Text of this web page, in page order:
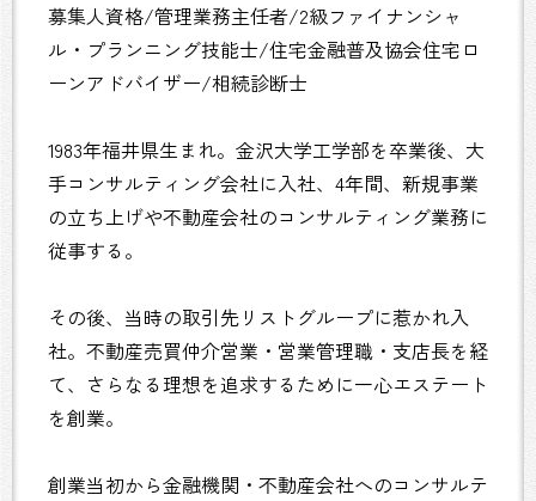
募集人資格/管理業務主任者/2級ファイナンシャ
ル・プランニング技能士/住宅金融普及協会住宅ロ
ーンアドバイザー/相続診断士
1983年福井県生まれ。金沢大学工学部を卒業後、大
手コンサルティング会社に入社、4年間、新規事業
の立ち上げや不動産会社のコンサルティング業務に
従事する。
その後、当時の取引先リストグループに惹かれ入
社。不動産売買仲介営業・営業管理職・支店長を経
て、さらなる理想を追求するために一心エステート
を創業。
創業当初から金融機関・不動産会社へのコンサルテ